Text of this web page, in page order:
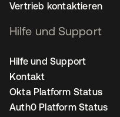
Vertrieb kontaktieren
Hilfe und Support
Hilfe und Support
Kontakt
Okta Platform Status
Auth0 Platform Status